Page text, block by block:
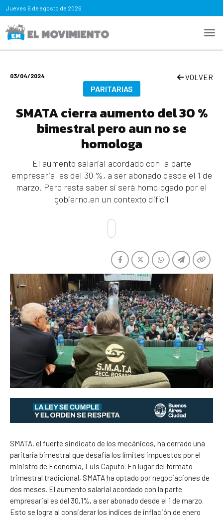
Jueves 6 de agosto de 2026
03/04/2024 VOLVER
PARITARIAS
SMATA cierra aumento del 30 %
bimestral pero aun no se
homologa
El aumento salarial acordado con la parte
empresarial es del 30 %, a ser abonado desde el 1 de
marzo. Pero resta saber si será homologado por el
gobierno.en un contexto difícil
SMATA, el fuerte sindicato de los mecánicos, ha cerrado una
paritaria bimestral que desafía los límites impuestos por el
ministro de Economía, Luis Caputo. En lugar del formato
trimestral tradicional, SMATA ha optado por negociaciones de
dos meses. El aumento salarial acordado con la parte
empresarial es del 30,1%, a ser abonado desde el 1 de marzo.
Esto se logra al considerar los índices de inflación de enero